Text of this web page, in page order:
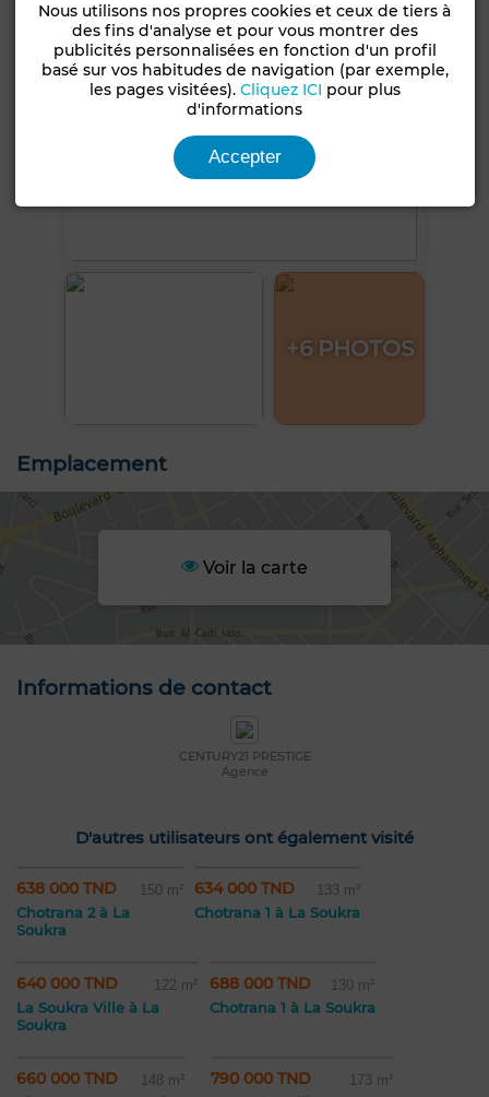
+6 PHOTOS
Emplacement
Voir la carte
Informations de contact
CENTURY21 PRESTIGE
Agence
D'autres utilisateurs ont également visité
638 000 TND 150 m²
Chotrana 2 à La
Soukra
634 000 TND 133 m²
Chotrana 1 à La Soukra
640 000 TND 122 m²
La Soukra Ville à La
Soukra
688 000 TND 130 m²
Chotrana 1 à La Soukra
660 000 TND 148 m² 790 000 TND 173 m²
Nous utilisons nos propres cookies et ceux de tiers à
des fins d'analyse et pour vous montrer des
publicités personnalisées en fonction d'un profil
basé sur vos habitudes de navigation (par exemple,
les pages visitées). Cliquez ICI pour plus
d'informations
Accepter